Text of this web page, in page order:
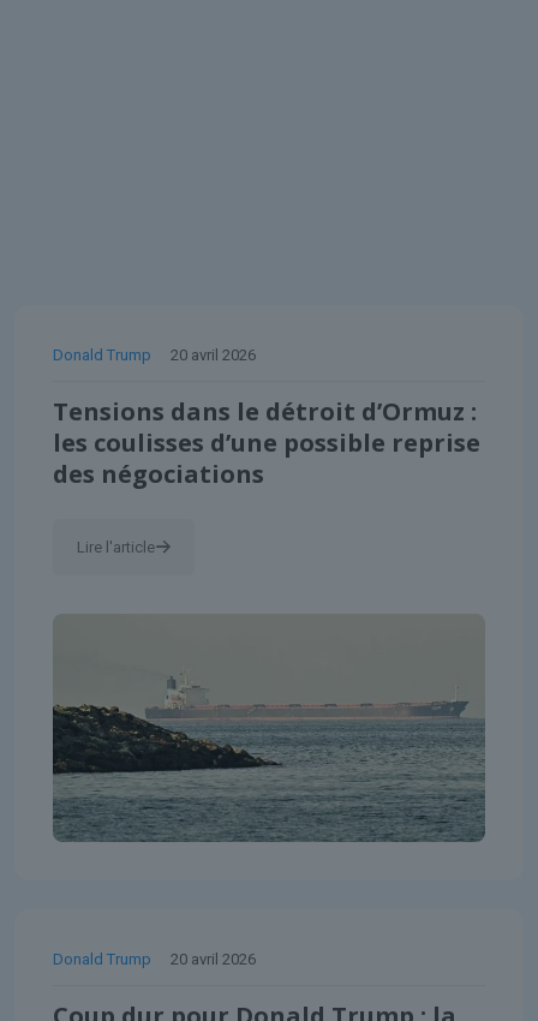
Donald Trump 20 avril 2026
Tensions dans le détroit d’Ormuz :
les coulisses d’une possible reprise
des négociations
Lire l'article
Donald Trump 20 avril 2026